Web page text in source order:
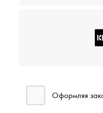
Оформляя